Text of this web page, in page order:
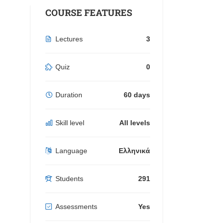
COURSE FEATURES
Lectures 3
Quiz 0
Duration 60 days
Skill level All levels
Language Ελληνικά
Students 291
Assessments Yes